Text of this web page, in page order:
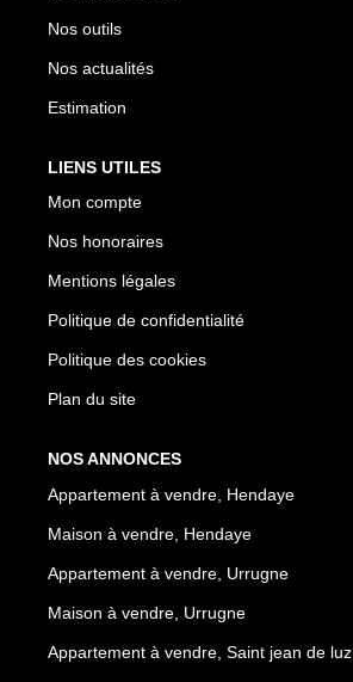
Nos outils
Nos actualités
Estimation
LIENS UTILES
Mon compte
Nos honoraires
Mentions légales
Politique de confidentialité
Politique des cookies
Plan du site
NOS ANNONCES
Appartement à vendre, Hendaye
Maison à vendre, Hendaye
Appartement à vendre, Urrugne
Maison à vendre, Urrugne
Appartement à vendre, Saint jean de luz